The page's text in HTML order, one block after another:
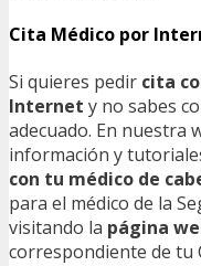
Cita Médico por
Si quieres pedir cita
Internet y no sabes
adecuado. En nuestra
información y
con tu médico de
para el médico de la
visitando la página
correspondiente de tu